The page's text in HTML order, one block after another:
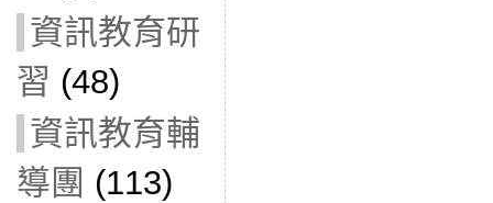
資訊教育研
習 (48)
資訊教育輔
導團 (113)